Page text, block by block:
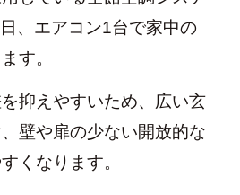
、エアコン1台で家中の
す。
抑えやすいため、広い玄
壁や扉の少ない開放的な
くなります。